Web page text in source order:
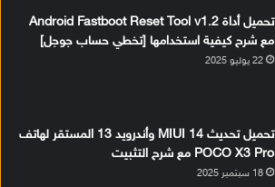
تحميل أداة Android Fastboot Reset Tool v1.2
مع شرح كيفية استخدامها [تخطي حساب جوجل]
22 يوليو 2025
تحميل تحديث MIUI 14 وأندرويد 13 المستقر لهاتف
POCO X3 Pro مع شرح التثبيت
18 سبتمبر 2025